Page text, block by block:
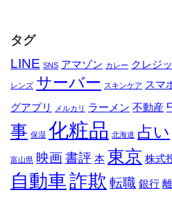
タグ
LINE SNS アマゾン カレー クレジ
レンズ サーバー スキンケア スマ
グアプリ
メルカリ ラーメン 不動産
事 保湿 化粧品 北海道 占い
富山県 映画書評 本 東京 株式
自動車詐欺 転職 銀行